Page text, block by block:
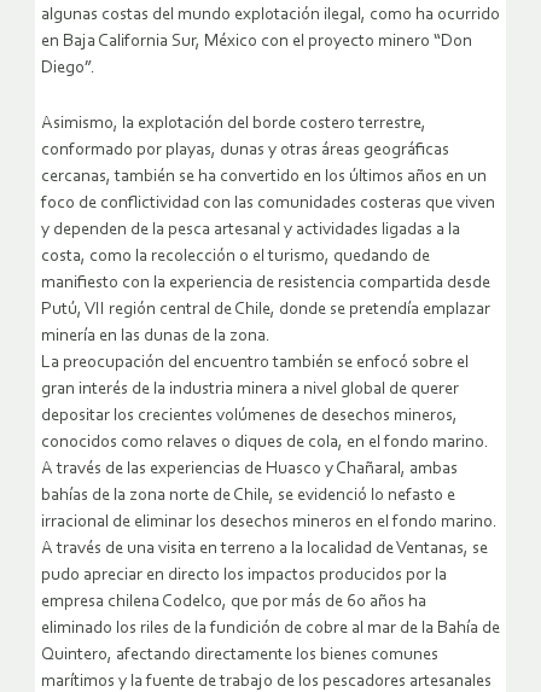
algunas costas del mundo explotación ilegal, como ha ocurrido
en Baja California Sur, México con el proyecto minero “Don
Diego”.
Asimismo, la explotación del borde costero terrestre,
conformado por playas, dunas y otras áreas geográficas
cercanas, también se ha convertido en los últimos años en un
foco de conflictividad con las comunidades costeras que viven
y dependen de la pesca artesanal y actividades ligadas a la
costa, como la recolección o el turismo, quedando de
manifiesto con la experiencia de resistencia compartida desde
Putú, VII región central de Chile, donde se pretendía emplazar
minería en las dunas de la zona.
La preocupación del encuentro también se enfocó sobre el
gran interés de la industria minera a nivel global de querer
depositar los crecientes volúmenes de desechos mineros,
conocidos como relaves o diques de cola, en el fondo marino.
A través de las experiencias de Huasco y Chañaral, ambas
bahías de la zona norte de Chile, se evidenció lo nefasto e
irracional de eliminar los desechos mineros en el fondo marino.
A través de una visita en terreno a la localidad de Ventanas, se
pudo apreciar en directo los impactos producidos por la
empresa chilena Codelco, que por más de 60 años ha
eliminado los riles de la fundición de cobre al mar de la Bahía de
Quintero, afectando directamente los bienes comunes
marítimos y la fuente de trabajo de los pescadores artesanales